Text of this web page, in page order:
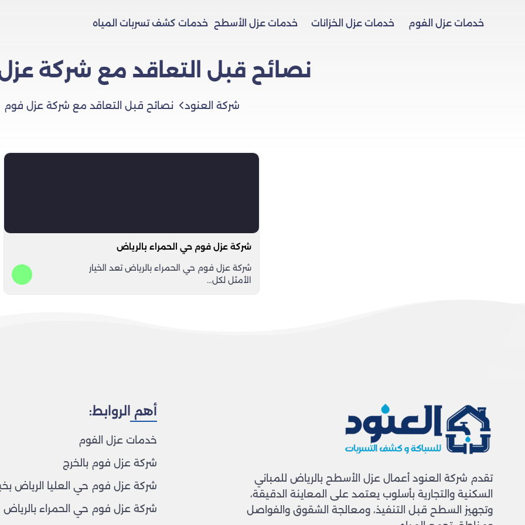
خدمات عزل الفوم خدمات عزل الخزانات خدمات عزل الأسطح خدمات كشف تسربات المياه
نصائح قبل التعاقد مع شركة
شركة العنود نصائح قبل التعاقد مع شركة عزل فوم
شركة عزل فوم حي الحمراء بالرياض
شركة عزل فوم حي الحمراء بالرياض تعد الخيار
الأمثل لكل…
تقدم شركة العنود أعمال عزل الأسطح بالرياض للمباني
السكنية والتجارية بأسلوب يعتمد على المعاينة الدقيقة،
وتجهيز السطح قبل التنفيذ، ومعالجة الشقوق والفواصل
أهم الروابط:
خدمات عزل الفوم
شركة عزل فوم بالخرج
شركة عزل فوم حي العليا الرياض
شركة عزل فوم حي الحمراء بالرياض